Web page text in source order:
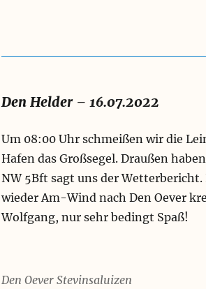
Den Helder – 16.07.2022
Um 08:00 Uhr schmeißen wir die
Hafen das Großsegel. Draußen
NW 5Bft sagt uns der
wieder Am-Wind nach Den Oever
Wolfgang, nur sehr bedingt Spaß!
Den Oever Stevinsaluizen